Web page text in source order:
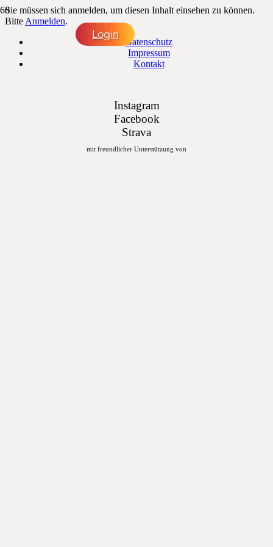
Login
Sie müssen sich anmelden, um diesen Inhalt einsehen zu können.
Bitte Anmelden.
Datenschutz
Impressum
Kontakt
Instagram
Facebook
Strava
mit freundlicher Unterstützung von